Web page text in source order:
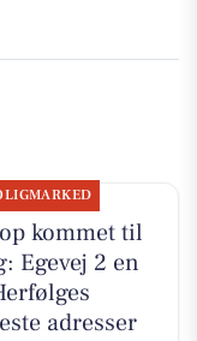
kommet til
Egevej 2 en
adresser